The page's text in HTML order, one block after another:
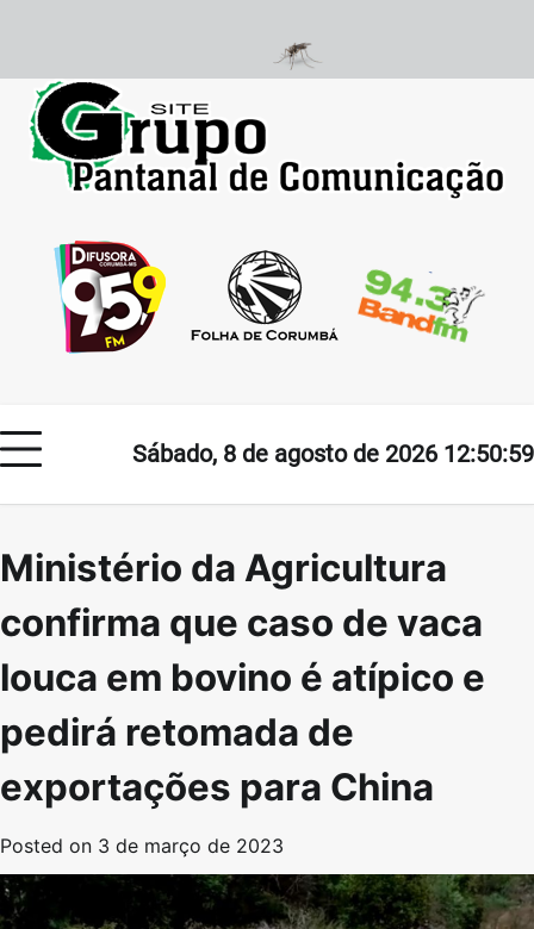
content
Sábado, 8 de agosto de 2026 12:50:59
Ministério da Agricultura
confirma que caso de vaca
louca em bovino é atípico e
pedirá retomada de
exportações para China
Posted on 3 de março de 2023